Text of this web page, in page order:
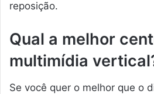
reposição.
Qual a melhor
multimídia
Se você quer o melhor que o